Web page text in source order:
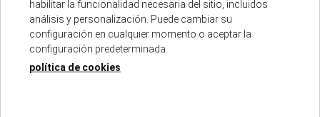
habilitar la funcionalidad necesaria del sitio, incluidos
análisis y personalización. Puede cambiar su
configuración en cualquier momento o aceptar la
configuración predeterminada.
política de cookies